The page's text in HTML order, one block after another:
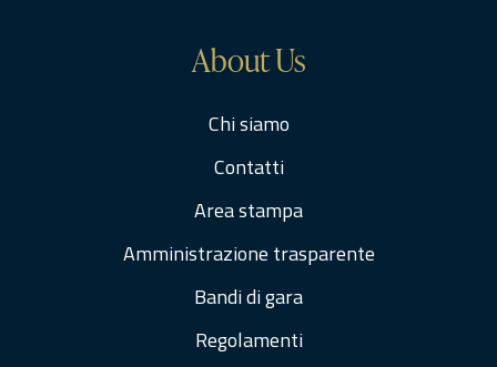
About Us
Chi siamo
Contatti
Area stampa
Amministrazione trasparente
Bandi di gara
Regolamenti